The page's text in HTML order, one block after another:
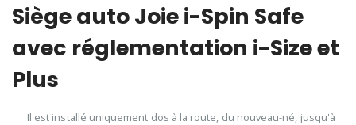
Siège auto Joie i-Spin Safe
avec réglementation i-Size et
Plus
Il est installé uniquement dos à la route, du nouveau-né, jusqu'à